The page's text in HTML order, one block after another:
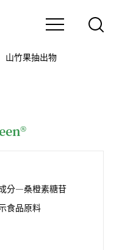
山竹果抽出物
分—桑橙素糖苷
食品原料